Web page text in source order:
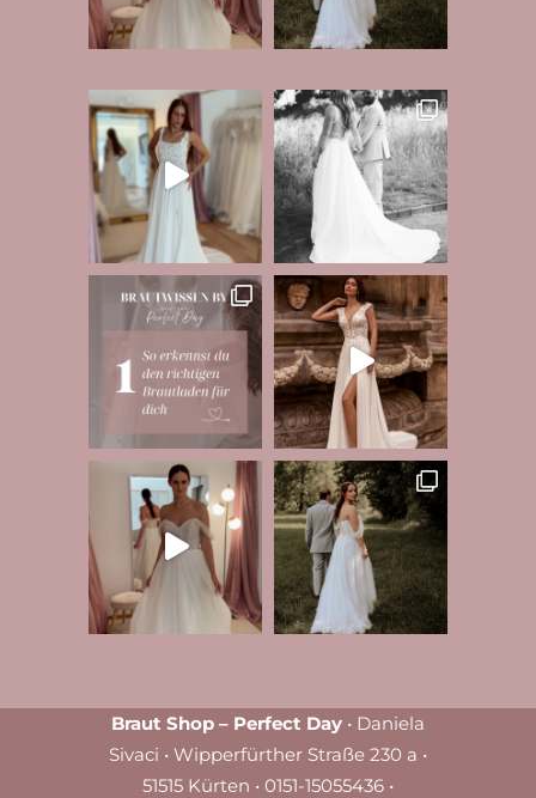
Braut Shop – Perfect Day • Daniela
Sivaci • Wipperfürther Straße 230 a •
51515 Kürten • 0151-15055436 •